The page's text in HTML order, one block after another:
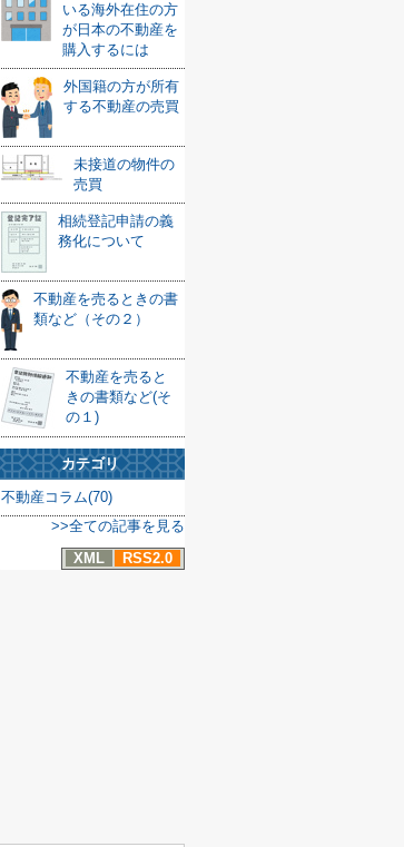
いる海外在住の方
が日本の不動産を
購入するには
外国籍の方が所有
する不動産の売買
未接道の物件の
売買
相続登記申請の義
務化について
不動産を売るときの書
類など（その２）
不動産を売ると
きの書類など(そ
の１)
カテゴリ
不動産コラム(70)
>>全ての記事を見る
XML
RSS2.0